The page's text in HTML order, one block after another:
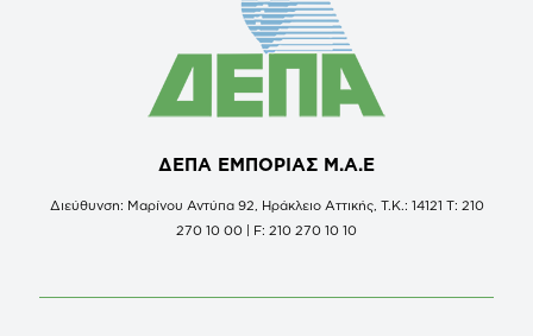
ΔΕΠΑ ΕΜΠΟΡΙΑΣ Μ.Α.Ε
Διεύθυνση: Μαρίνου Αντύπα 92, Ηράκλειο Αττικής, Τ.Κ.: 14121 Τ: 210
270 10 00 | F: 210 270 10 10